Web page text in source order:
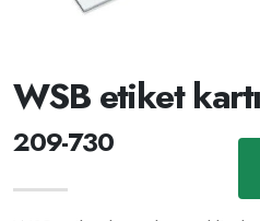
WSB etiket kartı
209-730